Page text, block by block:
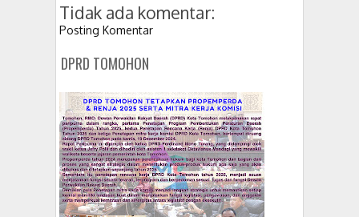
Tidak ada komentar:
Posting Komentar
DPRD TOMOHON